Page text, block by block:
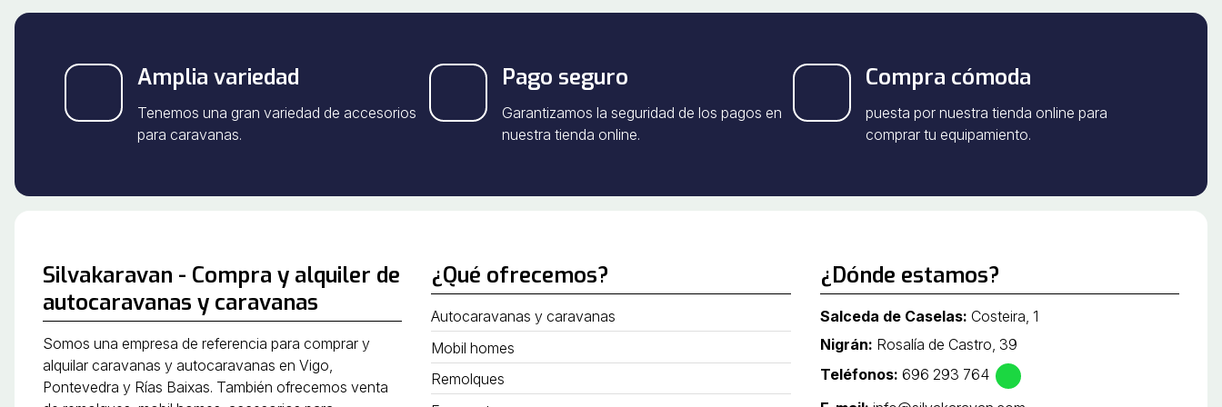
Amplia variedad
Tenemos una gran variedad de accesorios
para caravanas.
Pago seguro
Garantizamos la seguridad de los pagos en
nuestra tienda online.
Compra cómoda
puesta por nuestra tienda online para
comprar tu equipamiento.
Silvakaravan - Compra y alquiler de
autocaravanas y caravanas
Somos una empresa de referencia para comprar y
alquilar caravanas y autocaravanas en Vigo,
Pontevedra y Rías Baixas. También ofrecemos venta
¿Qué ofrecemos?
Autocaravanas y caravanas
Mobil homes
Remolques
¿Dónde estamos?
Salceda de Caselas: Costeira, 1
Nigrán: Rosalía de Castro, 39
Teléfonos: 696 293 764